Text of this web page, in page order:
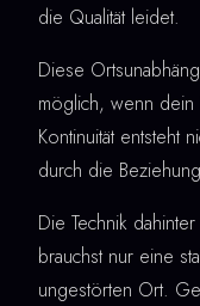
die Qualität leidet.
Diese
möglich, wenn
Kontinuität entsteht
durch die
Die Technik
brauchst nur eine
ungestörten Ort.